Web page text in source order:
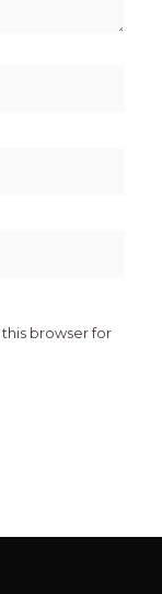
browser for